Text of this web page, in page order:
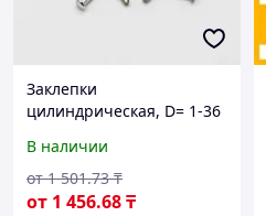
Заклепки
цилиндрическая, D= 1-36
Материал: алюминий;
сталь; нержавеющая
сталь...
В наличии
от 1 456.68₸
от 1 501.73 ₸